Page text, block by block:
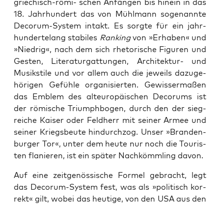
grie­chisch-römi- schen Anfän­gen bis hin­ein in das
18. Jahr­hun­dert das von Mühl­mann soge­nann­te
Decorum-Sys­tem intakt. Es sorg­te für ein jahr­
hun­der­te­lang sta­bi­les Ran­kingvon »Erha­ben« und
»Nied­rig«, nach dem sich rhe­to­ri­sche Figu­ren und
Ges­ten, Lite­ra­tur­gat­tun­gen, Archi­tek­tur- und
Musik­sti­le und vor allem auch die jeweils dazu­ge­
hö­ri­gen Gefüh­le orga­ni­sier­ten. Gewis­ser­ma­ßen
das Emblem des alt­eu­ro­päi­schen Decorums ist
der römi­sche Tri­umph­bo­gen, durch den der sieg­
rei­che Kai­ser oder Feld­herr mit sei­ner Armee und
sei­ner Kriegs­beu­te hin­durch­zog. Unser »Bran­den­
bur­ger Tor«, unter dem heu­te nur noch die Tou­ris­
ten fla­nie­ren, ist ein spä­ter Nach­kömm­ling davon.
Auf eine zeit­ge­nös­si­sche For­mel gebracht, legt
das Decorum-Sys­tem fest, was als »poli­tisch kor­
rekt« gilt, wobei das heu­ti­ge, von den USA aus den